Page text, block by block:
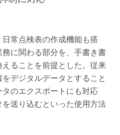
常点検表の作成機能も搭
に関わる部分を、手書き書
ることを前提とした。従来
デジタルデータとすること
のエクスポートにも対応
送り込むといった使用方法